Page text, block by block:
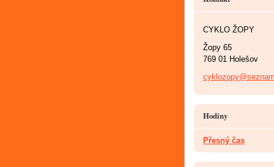
CYKLO ŽOPY
Žopy 65
769 01 Holešov
Hodiny
Přesný čas